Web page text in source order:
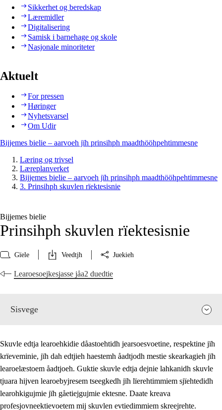
Sikkerhet og beredskap
Læremidler
Digitalisering
Samisk i barnehage og skole
Nasjonale minoriteter
Aktuelt
For pressen
Høringer
Nyhetsvarsel
Om Udir
Bijjemes bielie – aarvoeh jïh prinsihph maadthööhpehtimmesne
Læring og trivsel
Læreplanverket
Bijjemes bielie – aarvoeh jïh prinsihph maadthööhpehtimmesne
3. Prinsihph skuvlen rïektesisnie
Bijjemes bielie
Prinsihph skuvlen rïektesisnie
Gïele Veedtjh Juekieh
Learoesoejkesjasse jåa2 duedtie
Sisvege
Skuvle edtja learoehkidie dåastoehtidh jearsoesvoetine, respektine jïh
krïeveminie, jïh dah edtjieh haestemh åadtjodh mestie skearkagieh jïh
learoelæstoem åadtjoeh. Guktie skuvle edtja dejnie lahkanidh skuvle
tjuara hijven learoebyjresem tseegkedh jïh lïerehtimmiem sjïehtedidh
learohkigujmie jïh gåetiejgujmie ektesne. Daate kreava
profesjovneektievoetem mij skuvlen evtiedimmiem skreejrehte.